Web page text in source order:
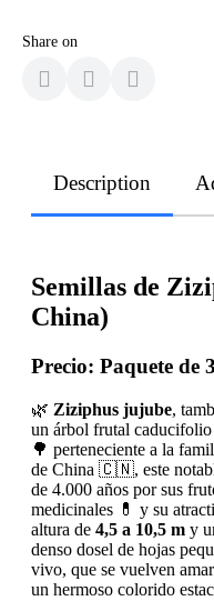
Share on
Description
Semillas de
China)
Precio: Paquete de
🌿 Ziziphus jujube,
un árbol frutal
🌳 perteneciente a la
de China 🇨🇳, este
de 4.000 años por sus
medicinales 💊 y su
altura de 4,5 a 10,5 m y
denso dosel de hojas
vivo, que se vuelven
un hermoso colorido